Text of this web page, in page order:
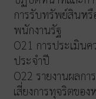
การรับทรัพย์สินหรื
พนักงานรัฐ
O21 การประเมิน
ประจำปี
O22 รายงานผลก
เสี่ยงการทุจริตขอ